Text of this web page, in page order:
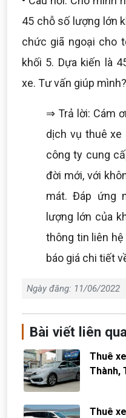
45 chỗ số lượng lớn
chức giã ngoại cho
khối 5. Dựa kiến là
xe. Tư vấn giúp mình?
⇒ Trả lời: Cám
dịch vụ thuê xe
công ty cung
đời mới, với
mát. Đáp ứng
lượng lớn của
thông tin liên
báo giá chi tiết
Ngày đăng: 11/06/2022
Bài viết liên
Thuê
Thành,
Thuê